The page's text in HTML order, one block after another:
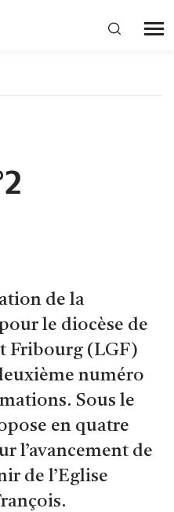
de la
le diocèse de
Fribourg (LGF)
numéro
Sous le
en quatre
l’avancement de
de l’Eglise